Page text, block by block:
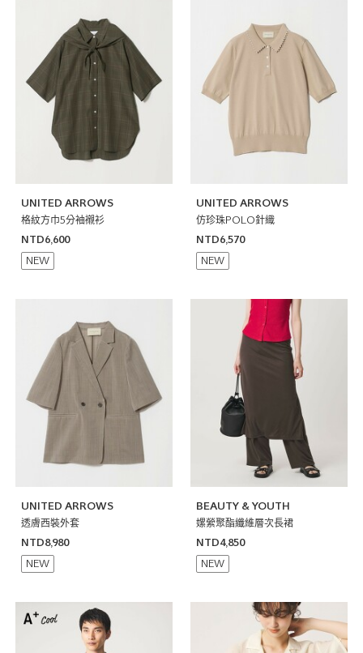
UNITED ARROWS
格紋方巾5分袖襯衫
NTD6,600
NEW
UNITED ARROWS
仿珍珠POLO針織
NTD6,570
NEW
UNITED ARROWS
透膚西裝外套
NTD8,980
NEW
BEAUTY & YOUTH
嫘縈聚酯纖維層次長裙
NTD4,850
NEW